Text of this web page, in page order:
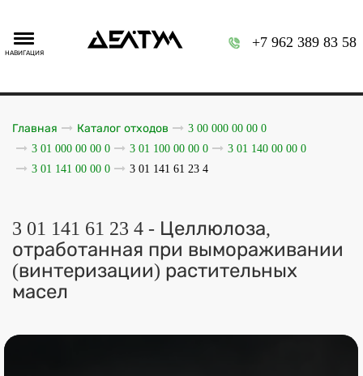
НАВИГАЦИЯ
+7 962 389 83 58
Главная Каталог отходов
3 00 000 00 00 0
3 01 000 00 00 0
3 01 100 00 00 0
3 01 140 00 00 0
3 01 141 00 00 0
3 01 141 61 23 4
3 01 141 61 23 4 - Целлюлоза,
отработанная при вымораживании
(винтеризации) растительных
масел